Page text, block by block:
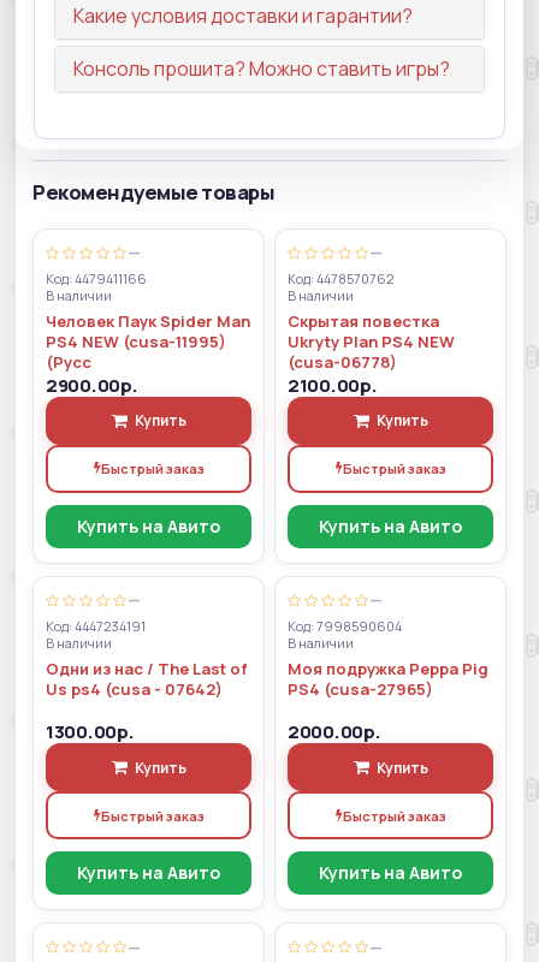
Какие условия доставки и гарантии?
Консоль прошита? Можно ставить игры?
Рекомендуемые товары
—
Код: 4479411166
В наличии
Человек Паук Spider Man
PS4 NEW (cusa-11995)
(Русс
2900.00р.
Купить
Быстрый заказ
Купить на Авито
—
Код: 4478570762
В наличии
Скрытая повестка
Ukryty Plan PS4 NEW
(cusa-06778)
2100.00р.
Купить
Быстрый заказ
Купить на Авито
—
Код: 4447234191
В наличии
Одни из нас / The Last of
Us ps4 (cusa - 07642)
1300.00р.
Купить
Быстрый заказ
Купить на Авито
—
Код: 7998590604
В наличии
Моя подружка Peppa Pig
PS4 (cusa-27965)
2000.00р.
Купить
Быстрый заказ
Купить на Авито
— —